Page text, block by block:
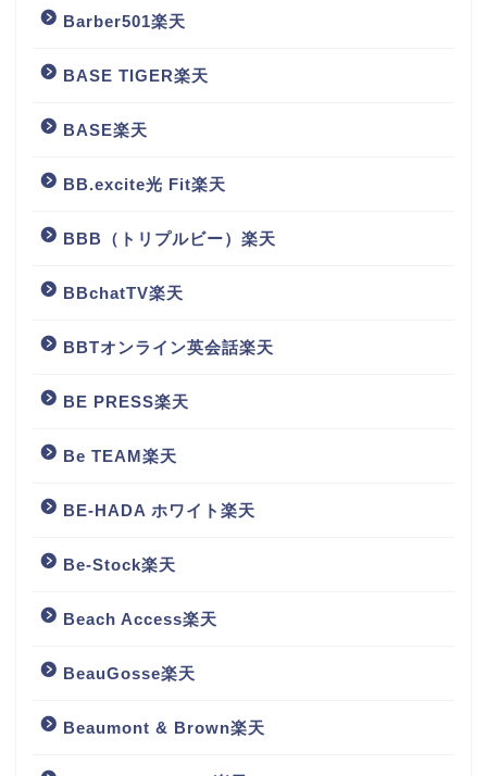
Barber501楽天
BASE TIGER楽天
BASE楽天
BB.excite光 Fit楽天
BBB（トリプルビー）楽天
BBchatTV楽天
BBTオンライン英会話楽天
BE PRESS楽天
Be TEAM楽天
BE-HADA ホワイト楽天
Be-Stock楽天
Beach Access楽天
BeauGosse楽天
Beaumont & Brown楽天